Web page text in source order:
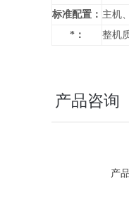
标准配置： 主机
*：
整机
产品咨询
产